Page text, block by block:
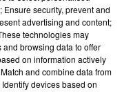
security, prevent and
advertising and content;
technologies may
browsing data to offer
on information actively
and combine data from
devices based on